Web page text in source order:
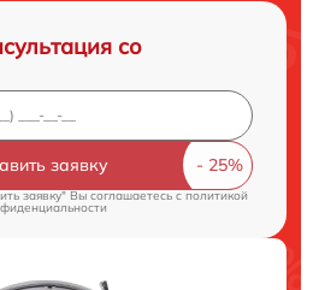
со
заявку
заявку" Вы соглашаетесь cполитикой